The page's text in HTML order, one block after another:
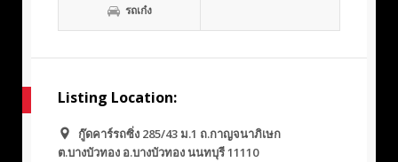
รถเก๋ง
Listing Location:
กู๊ดคาร์รถซิ่ง 285/43 ม.1 ถ.กาญจนาภิเษก
ต.บางบัวทอง อ.บางบัวทอง นนทบุรี 11110